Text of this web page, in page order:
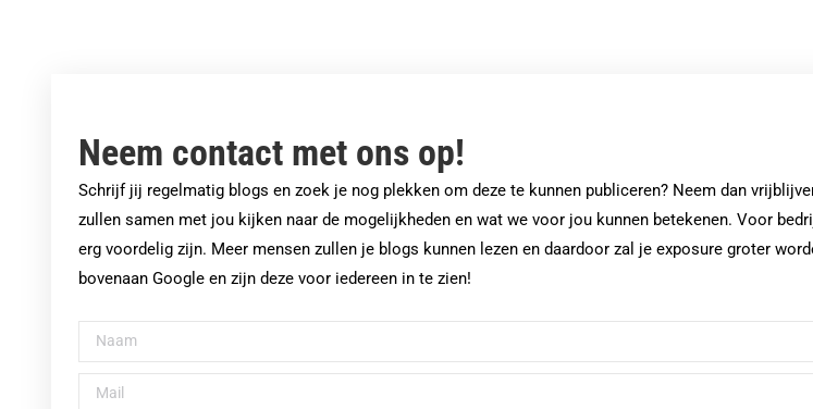
Neem contact met ons op!
Schrijf jij regelmatig blogs en zoek je nog plekken om deze te kunnen publiceren? Neem dan
zullen samen met jou kijken naar de mogelijkheden en wat we voor jou kunnen betekenen. Voor
erg voordelig zijn. Meer mensen zullen je blogs kunnen lezen en daardoor zal je exposure groter
bovenaan Google en zijn deze voor iedereen in te zien!